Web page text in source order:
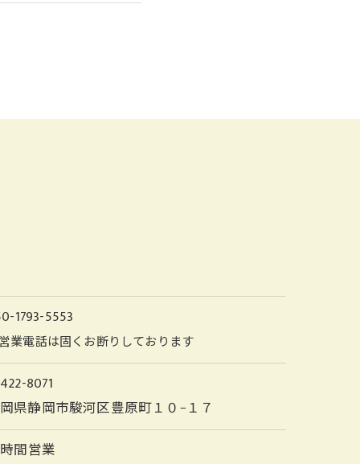
1793-5553
業電話は固くお断りしております
8071
県静岡市駿河区豊原町１０−１７
間営業